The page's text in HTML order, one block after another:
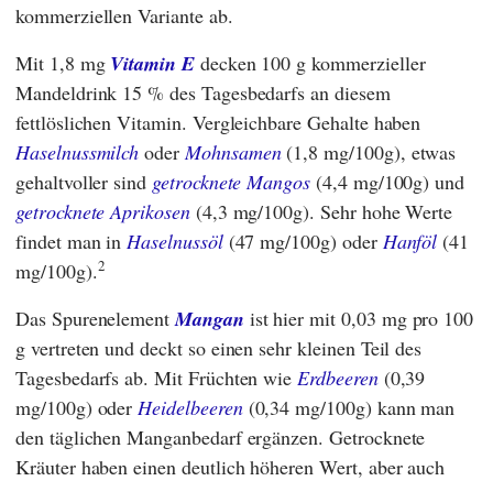
kommerziellen Variante ab.
Mit 1,8 mg Vitamin E decken 100 g kommerzieller
Mandeldrink 15 % des Tagesbedarfs an diesem
fettlöslichen Vitamin. Vergleichbare Gehalte haben
Haselnussmilch oderMohnsamen(1,8 mg/100g), etwas
gehaltvoller sind getrocknete Mangos (4,4 mg/100g) und
getrocknete Aprikosen(4,3 mg/100g). Sehr hohe Werte
findet man inHaselnussöl(47 mg/100g) oder Hanföl (41
mg/100g).2
Das SpurenelementMangan ist hier mit 0,03 mg pro 100
g vertreten und deckt so einen sehr kleinen Teil des
Tagesbedarfs ab. Mit Früchten wieErdbeeren(0,39
mg/100g) oderHeidelbeeren(0,34 mg/100g) kann man
den täglichen Manganbedarf ergänzen. Getrocknete
Kräuter haben einen deutlich höheren Wert, aber auch